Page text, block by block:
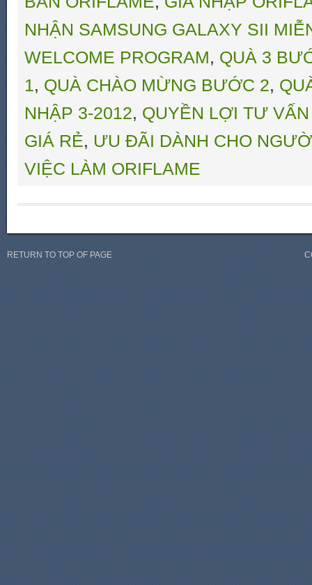
NHẬN SAMSUNG GALAXY SII
WELCOME PROGRAM, QUÀ 3
1, QUÀ CHÀO MỪNG BƯỚC 2,
NHẬP 3-2012, QUYỀN LỢI TƯ
GIÁ RẺ, ƯU ĐÃI DÀNH CHO
VIỆC LÀM ORIFLAME
RETURN TO TOP OF PAGE